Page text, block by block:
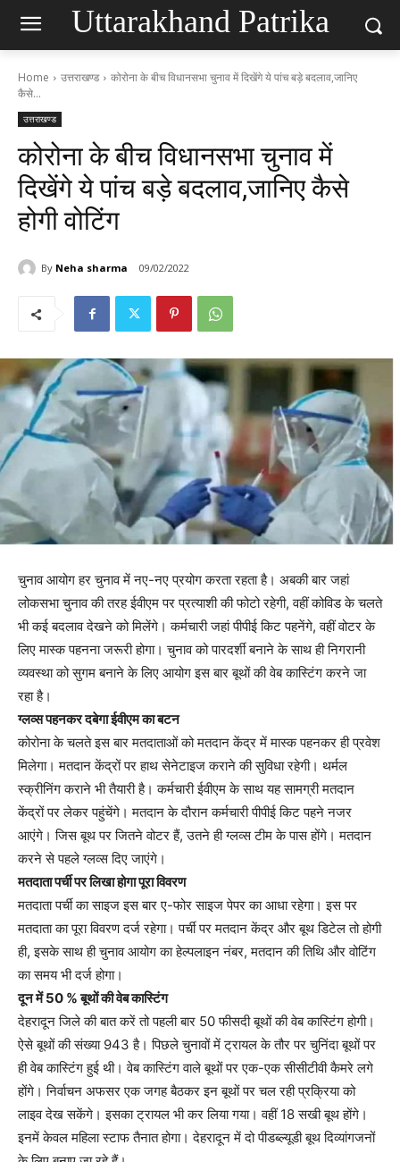
Uttarakhand Patrika
Home उत्तराखण्ड
कोरोना के बीच विधानसभा चुनाव में दिखेंगे ये पांच बड़े बदलाव,जानिए
कैसे...
उत्तराखण्ड
कोरोना के बीच विधानसभा चुनाव में
दिखेंगे ये पांच बड़े बदलाव,जानिए कैसे
होगी वोटिंग
By Neha sharma 09/02/2022
चुनाव आयोग हर चुनाव में नए-नए प्रयोग करता रहता है। अबकी बार जहां
लोकसभा चुनाव की तरह ईवीएम पर प्रत्याशी की फोटो रहेगी, वहीं कोविड के चलते
भी कई बदलाव देखने को मिलेंगे। कर्मचारी जहां पीपीई किट पहनेंगे, वहीं वोटर के
लिए मास्क पहनना जरूरी होगा। चुनाव को पारदर्शी बनाने के साथ ही निगरानी
व्यवस्था को सुगम बनाने के लिए आयोग इस बार बूथों की वेब कास्टिंग करने जा
रहा है।
ग्लव्स पहनकर दबेगा ईवीएम का बटन
कोरोना के चलते इस बार मतदाताओं को मतदान केंद्र में मास्क पहनकर ही प्रवेश
मिलेगा। मतदान केंद्रों पर हाथ सेनेटाइज कराने की सुविधा रहेगी। थर्मल
स्क्रीनिंग कराने भी तैयारी है। कर्मचारी ईवीएम के साथ यह सामग्री मतदान
केंद्रों पर लेकर पहुंचेंगे। मतदान के दौरान कर्मचारी पीपीई किट पहने नजर
आएंगे। जिस बूथ पर जितने वोटर हैं, उतने ही ग्लव्स टीम के पास होंगे। मतदान
करने से पहले ग्लव्स दिए जाएंगे।
मतदाता पर्ची पर लिखा होगा पूरा विवरण
मतदाता पर्ची का साइज इस बार ए-फोर साइज पेपर का आधा रहेगा। इस पर
मतदाता का पूरा विवरण दर्ज रहेगा। पर्ची पर मतदान केंद्र और बूथ डिटेल तो होगी
ही, इसके साथ ही चुनाव आयोग का हेल्पलाइन नंबर, मतदान की तिथि और वोटिंग
का समय भी दर्ज होगा।
दून में 50 % बूथों की वेब कास्टिंग
देहरादून जिले की बात करें तो पहली बार 50 फीसदी बूथों की वेब कास्टिंग होगी।
ऐसे बूथों की संख्या 943 है। पिछले चुनावों में ट्रायल के तौर पर चुनिंदा बूथों पर
ही वेब कास्टिंग हुई थी। वेब कास्टिंग वाले बूथों पर एक-एक सीसीटीवी कैमरे लगे
होंगे। निर्वाचन अफसर एक जगह बैठकर इन बूथों पर चल रही प्रक्रिया को
लाइव देख सकेंगे। इसका ट्रायल भी कर लिया गया। वहीं 18 सखी बूथ होंगे।
इनमें केवल महिला स्टाफ तैनात होगा। देहरादून में दो पीडब्ल्यूडी बूथ दिव्यांगजनों